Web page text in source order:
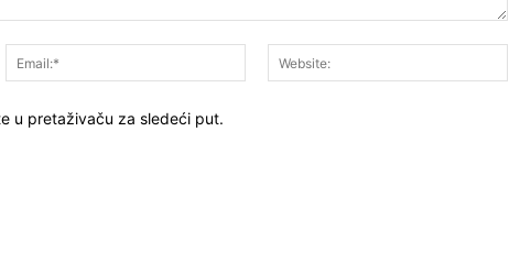
Email:*
u pretaživaču za sledeći put.